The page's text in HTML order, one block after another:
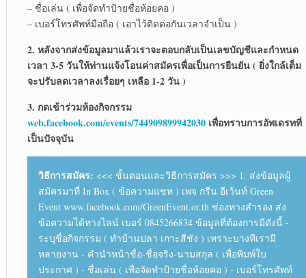
– ชื่อเล่น ( เพื่อจัดทำป้ายชื่อห้อยคอ )
– เบอร์โทรศัพท์มือถือ ( เอาไว้ติดต่อกันเวลาจำเป็น )
2. หลังจากส่งข้อมูลมาแล้วเราจะตอบกลับเป็นเลขบัญชีและกำหนด
เวลา 3-5 วันให้ท่านแจ้งโอนค่าสมัครเพื่อเป็นการยืนยัน ( ยิ่งใกล้เต็ม
จะปรับลดเวลาลงเรื่อยๆ เหลือ 1-2 วัน )
3. กดเข้าร่วมห้องกิจกรรม
web.facebook.com/events/744909899942030เพื่อทราบการอัพเดรทที่
เป็นปัจจุบัน
วิธีการสมัคร: <<< ขั้นตอนและวิธีการสมัคร >>> 1. ส่งข้อมูลผู้
สมัครมาที่ In Box ( ข้อความแชท ) เพจ กรีน อีเว้นท์ Green
Event www.facebook.com/GreenEvent.or.th ช่องทางสำรอง ส่ง
ข้อความได้ทางไลน์ เบอร์ 0845266834 ข้อมูลที่ต้องการมีดังนี้ -
ระบุชื่อกิจกรรม ( ทำบ้านปลา เกาะสีชัง ) เพราะบางทีเรามี
หลายงาน - คำนำหน้าชื่อ-ชื่อจริง-นามสกุล ( เพื่อพิมพ์ใบ
ประกาศ ) - ชื่อเล่น ( เพื่อจัดทำป้ายชื่อห้อยคอ ) - เบอร์โทรศัพท์